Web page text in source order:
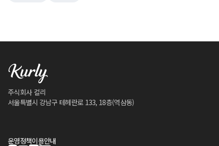
주식회사 컬리
서울특별시 강남구 테헤란로 133, 18층(역삼동)
운영정책이용안내